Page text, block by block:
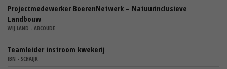
Projectmedewerker BoerenNetwerk – Natuurinclusieve
Landbouw
WIJ.LAND - ABCOUDE
Teamleider instroom kwekerij
IBN - SCHAIJK